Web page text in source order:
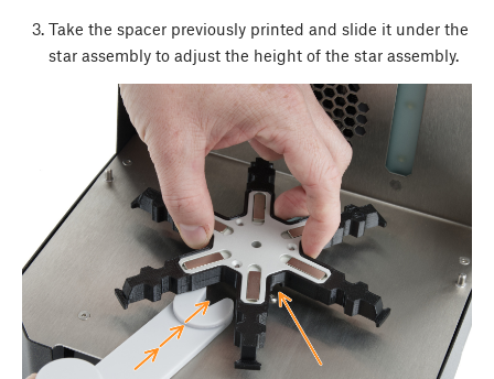
Take the spacer previously printed and slide it under the
star assembly to adjust the height of the star assembly.